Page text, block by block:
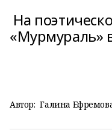
На
«Мурмураль»
Автор: Галина